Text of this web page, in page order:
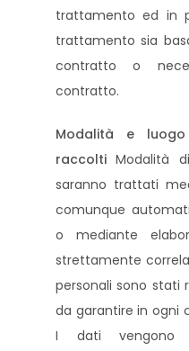
trattamento ed in
trattamento sia
contratto o
contratto.
Modalità e
raccoltiModalità
saranno trattati
comunque
o mediante
strettamente
personali sono stati
da garantire in ogni
I dati vengono